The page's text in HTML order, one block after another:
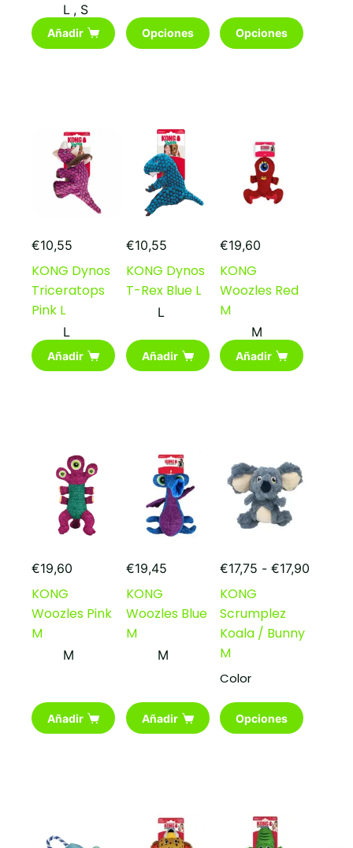
L , S
Añadir
€15,90
Opciones
Este
producto
pueden
elegir
página
producto
Opciones
Este
producto
pueden
producto
€10,55
KONG Dynos
Triceratops
Pink L
L
Añadir
€10,55
KONG Dynos
T-Rex Blue L
L
Añadir
€19,60
KONG
Woozles Red
M
M
Añadir
€19,60
KONG
Woozles Pink
M
M
Añadir
€19,45
KONG
Woozles Blue
M
M
Añadir
€17,75 - €17,90
KONG
Scrumplez
Koala / Bunny
M
Color
Opciones
Este
producto
pueden